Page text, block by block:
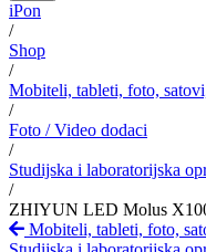
iPon
/
Shop
/
Mobiteli, tableti, foto,
/
Foto / Video dodaci
/
Studijska i laboratorijska
/
ZHIYUN LED Molus
Mobiteli, tableti, foto,